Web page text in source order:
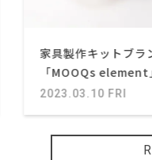
家具製作キットブ
「MOOQs
2023.03.10 FRI